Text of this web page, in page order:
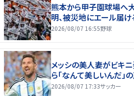
熊本から甲子園球場
明、被災地にエール届け
2026/08/07 16:55野球
メッシの美人妻がビキ
ら「なんて美しいんだ」
2026/08/07 17:33サッカー